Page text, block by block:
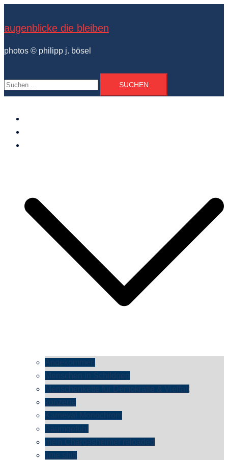
springen
augenblicke die bleiben
photos © philipp j. bösel
Suchen
nach:
Angekommen
Menschen in Schildgen
Menschenkette für Demokratie & Vielfalt
konzerte
Karneval Monochrom
Baumgefühl
mein Chargesheimer reloaded
time shift